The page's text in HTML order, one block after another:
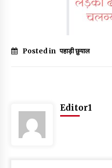
May 16, 2022
May 14, 2022
Posted in पहाड़ी छुयाल
Editor1